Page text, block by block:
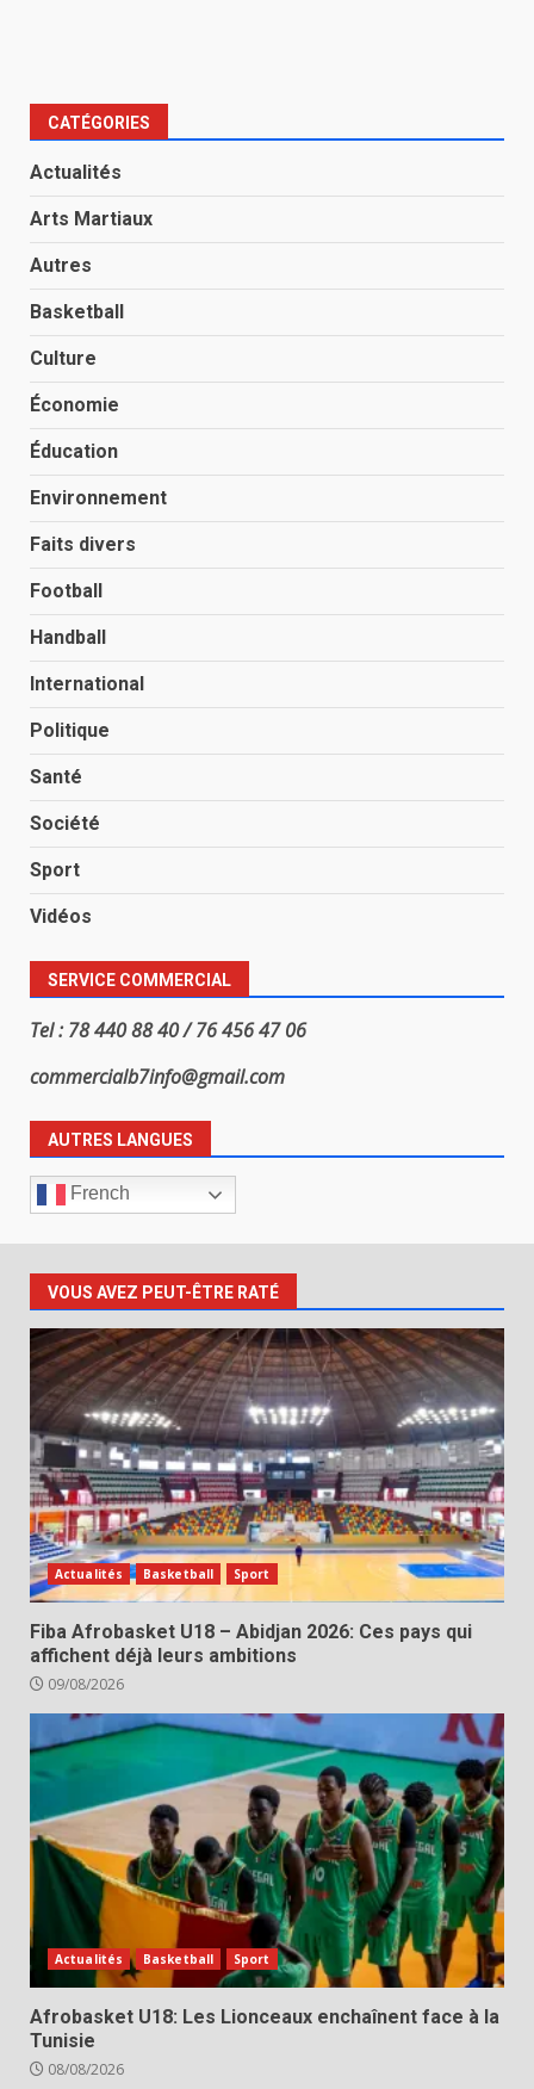
CATÉGORIES
Actualités
Arts Martiaux
Autres
Basketball
Culture
Économie
Éducation
Environnement
Faits divers
Football
Handball
International
Politique
Santé
Société
Sport
Vidéos
SERVICE COMMERCIAL
Tel : 78 440 88 40 / 76 456 47 06
commercialb7info@gmail.com
AUTRES LANGUES
French
VOUS AVEZ PEUT-ÊTRE RATÉ
Actualités Basketball Sport
Fiba Afrobasket U18 – Abidjan 2026: Ces pays qui
affichent déjà leurs ambitions
09/08/2026
Actualités Basketball Sport
Afrobasket U18: Les Lionceaux enchaînent face à la
Tunisie
08/08/2026